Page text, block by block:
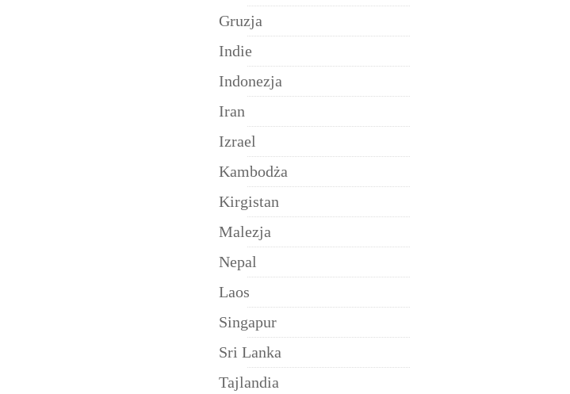
Gruzja
Indie
Indonezja
Iran
Izrael
Kambodża
Kirgistan
Malezja
Nepal
Laos
Singapur
Sri Lanka
Tajlandia